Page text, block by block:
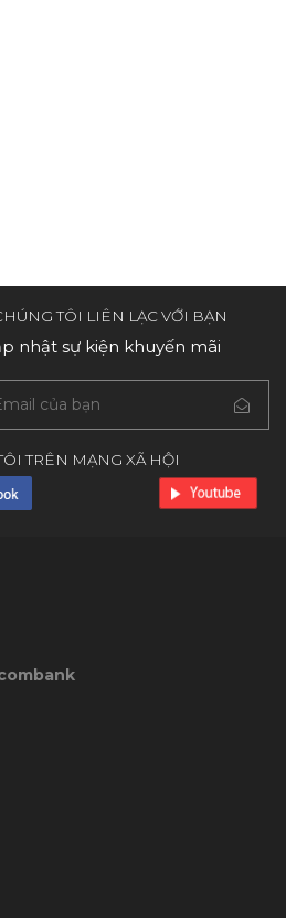
TÔI LIÊN LẠC VỚI BẠN
nhật sự kiện khuyến mãi
TRÊN MẠNG XÃ HỘI
Nam Vietcombank